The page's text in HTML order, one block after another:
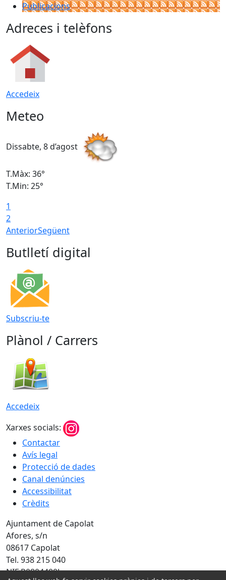
Publicacions
Adreces i telèfons
Accedeix
Meteo
Dissabte, 8 d’agost
T.Màx: 36°
T.Min: 25°
1
2
AnteriorSegüent
Butlletí digital
Subscriu-te
Plànol / Carrers
Accedeix
Xarxes socials:
Contactar
Avís legal
Protecció de dades
Canal denúncies
Accessibilitat
Crèdits
Ajuntament de Capolat
Afores, s/n
08617 Capolat
Tel. 938 215 040
NIF P0804400J